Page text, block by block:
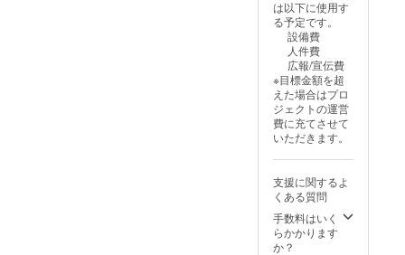
は以下に使用す
る予定です。
設備費
人件費
広報/宣伝費
※目標金額を超
えた場合はプロ
ジェクトの運営
費に充てさせて
いただきます。
支援に関するよ
くある質問
手数料はいく
らかかります
か？